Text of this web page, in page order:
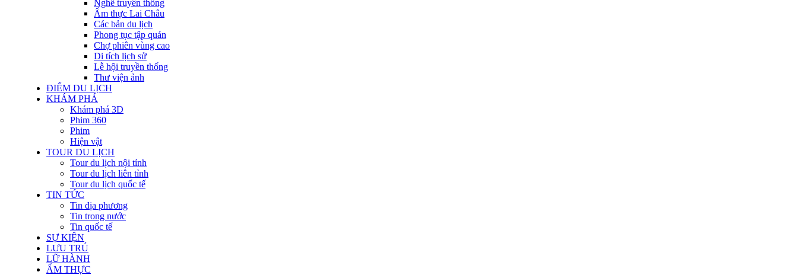
Nghề truyền thống
Ẩm thực Lai Châu
Các bản du lịch
Phong tục tập quán
Chợ phiên vùng cao
Di tích lịch sử
Lễ hội truyền thống
Thư viện ảnh
ĐIỂM DU LỊCH
KHÁM PHÁ
Khám phá 3D
Phim 360
Phim
Hiện vật
TOUR DU LỊCH
Tour du lịch nội tỉnh
Tour du lịch liên tỉnh
Tour du lịch quốc tế
TIN TỨC
Tin địa phương
Tin trong nước
Tin quốc tế
SỰ KIỆN
LƯU TRÚ
LỮ HÀNH
ẨM THỰC